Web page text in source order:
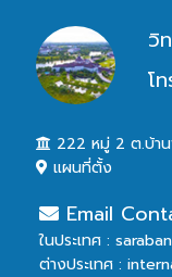
วิ
โ
222 หมู่ 2 ต.บ้า
แผนที่ตั้ง
Email
ในประเทศ :
ต่างประเทศ :